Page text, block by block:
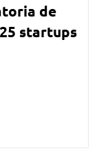
de
startups